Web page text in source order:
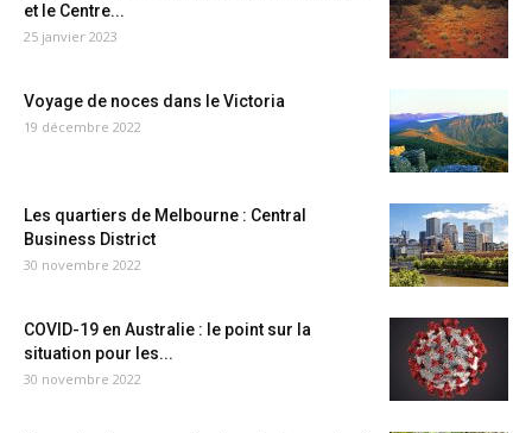
et le Centre...
25 janvier 2023
Voyage de noces dans le Victoria
19 décembre 2022
Les quartiers de Melbourne : Central
Business District
30 novembre 2022
COVID-19 en Australie : le point sur la
situation pour les...
30 novembre 2022